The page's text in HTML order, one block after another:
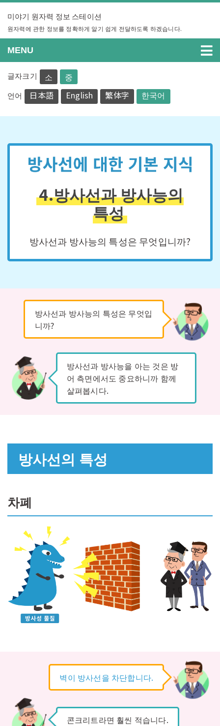
Skip
content
미야기 원자력 정보 스테이션
원자력에 관한 정보를 정확하게 알기 쉽게 전달하도록 하겠습니다.
MENU
글자크기 소 중
언어 日本語 English 繁体字 한국어
4.방사선과 방사능의
특성
방사선과 방사능의 특성은 무엇입니까?
방사선과 방사능의 특성은 무엇입
니까?
방사선과 방사능을 아는 것은 방
어 측면에서도 중요하니까 함께
살펴봅시다.
방사선의 특성
차폐
벽이 방사선을 차단합니다.
콘크리트라면 훨씬 적습니다.